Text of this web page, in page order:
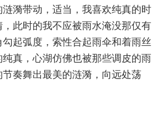
漪带动，适当，我喜欢纯真的时
此时的我不应被雨水淹没那仅有
起弧度，索性合起雨伞和着雨丝
真，心湖仿佛也被那些调皮的雨
奏舞出最美的涟漪，向远处荡